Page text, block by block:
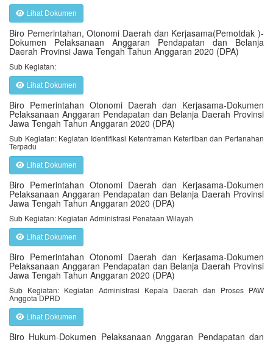
Lihat Dokumen
Biro Pemerintahan, Otonomi Daerah dan Kerjasama(Pemotdak )-
Dokumen Pelaksanaan Anggaran Pendapatan dan Belanja
Daerah Provinsi Jawa Tengah Tahun Anggaran 2020 (DPA)
Sub Kegiatan:
Lihat Dokumen
Biro Pemerintahan Otonomi Daerah dan Kerjasama-Dokumen
Pelaksanaan Anggaran Pendapatan dan Belanja Daerah Provinsi
Jawa Tengah Tahun Anggaran 2020 (DPA)
Sub Kegiatan: Kegiatan Identifikasi Ketentraman Ketertiban dan Pertanahan
Terpadu
Lihat Dokumen
Biro Pemerintahan Otonomi Daerah dan Kerjasama-Dokumen
Pelaksanaan Anggaran Pendapatan dan Belanja Daerah Provinsi
Jawa Tengah Tahun Anggaran 2020 (DPA)
Sub Kegiatan: Kegiatan Administrasi Penataan Wilayah
Lihat Dokumen
Biro Pemerintahan Otonomi Daerah dan Kerjasama-Dokumen
Pelaksanaan Anggaran Pendapatan dan Belanja Daerah Provinsi
Jawa Tengah Tahun Anggaran 2020 (DPA)
Sub Kegiatan: Kegiatan Administrasi Kepala Daerah dan Proses PAW
Anggota DPRD
Lihat Dokumen
Biro Hukum-Dokumen Pelaksanaan Anggaran Pendapatan dan